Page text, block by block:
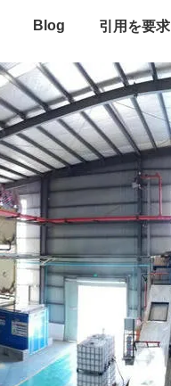
Blog 引用を要求